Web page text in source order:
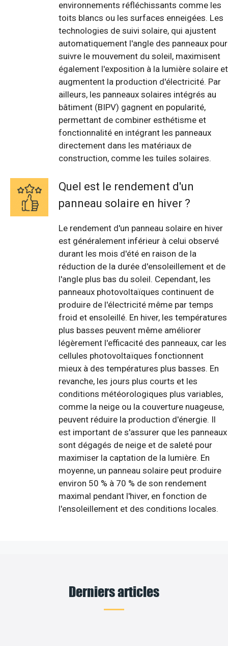
environnements réfléchissants comme les
toits blancs ou les surfaces enneigées. Les
technologies de suivi solaire, qui ajustent
automatiquement l'angle des panneaux pour
suivre le mouvement du soleil, maximisent
également l'exposition à la lumière solaire et
augmentent la production d'électricité. Par
ailleurs, les panneaux solaires intégrés au
bâtiment (BIPV) gagnent en popularité,
permettant de combiner esthétisme et
fonctionnalité en intégrant les panneaux
directement dans les matériaux de
construction, comme les tuiles solaires.
Quel est le rendement d'un
panneau solaire en hiver ?
Le rendement d'un panneau solaire en hiver
est généralement inférieur à celui observé
durant les mois d'été en raison de la
réduction de la durée d'ensoleillement et de
l'angle plus bas du soleil. Cependant, les
panneaux photovoltaïques continuent de
produire de l'électricité même par temps
froid et ensoleillé. En hiver, les températures
plus basses peuvent même améliorer
légèrement l'efficacité des panneaux, car les
cellules photovoltaïques fonctionnent
mieux à des températures plus basses. En
revanche, les jours plus courts et les
conditions météorologiques plus variables,
comme la neige ou la couverture nuageuse,
peuvent réduire la production d'énergie. Il
est important de s'assurer que les panneaux
sont dégagés de neige et de saleté pour
maximiser la captation de la lumière. En
moyenne, un panneau solaire peut produire
environ 50 % à 70 % de son rendement
maximal pendant l'hiver, en fonction de
l'ensoleillement et des conditions locales.
Derniers articles